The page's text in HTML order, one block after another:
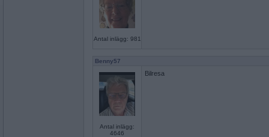
Antal inlägg: 981
Benny57
Antal inlägg:
4646
Bilresa